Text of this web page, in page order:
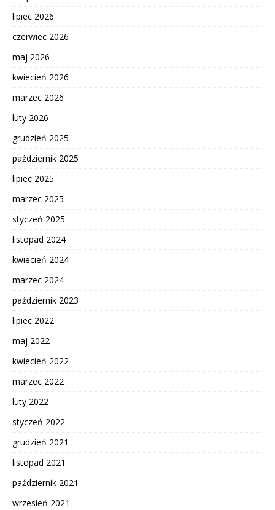
lipiec 2026
czerwiec 2026
maj 2026
kwiecień 2026
marzec 2026
luty 2026
grudzień 2025
październik 2025
lipiec 2025
marzec 2025
styczeń 2025
listopad 2024
kwiecień 2024
marzec 2024
październik 2023
lipiec 2022
maj 2022
kwiecień 2022
marzec 2022
luty 2022
styczeń 2022
grudzień 2021
listopad 2021
październik 2021
wrzesień 2021